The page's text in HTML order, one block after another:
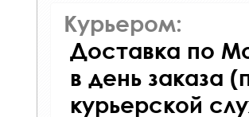
Курьером:
Доставка по
в день заказа
курьерской